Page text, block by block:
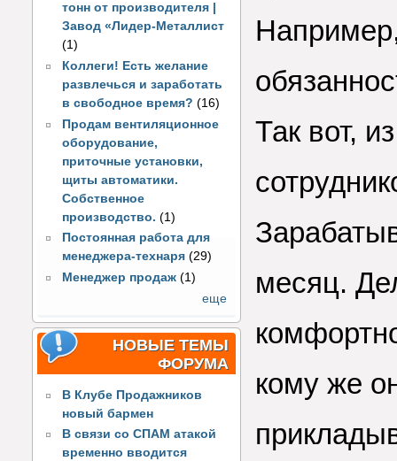
тонн от производителя |
Завод «Лидер-Металлист
(1)
Коллеги! Есть желание
развлечься и заработать
в свободное время? (16)
Продам вентиляционное
оборудование,
приточные установки,
щиты автоматики.
Собственное
производство. (1)
Постоянная работа для
менеджера-технаря (29)
Менеджер продаж (1)
еще
НОВЫЕ ТЕМЫ
ФОРУМА
В Клубе Продажников
новый бармен
В связи со СПАМ атакой
временно вводится
Так вот,
месяц.
кому же